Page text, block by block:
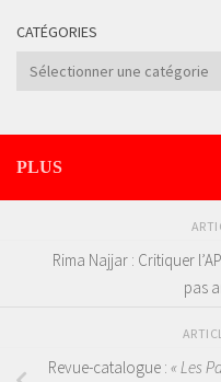
CATÉGORIES
Catégories
PLUS
Rima Najjar : Critiquer
pas
Revue-catalogue : « Les